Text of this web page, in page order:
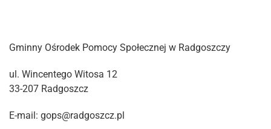
Gminny Ośrodek Pomocy Społecznej w Radgoszczy
ul. Wincentego Witosa 12
33-207 Radgoszcz
E-mail: gops@radgoszcz.pl